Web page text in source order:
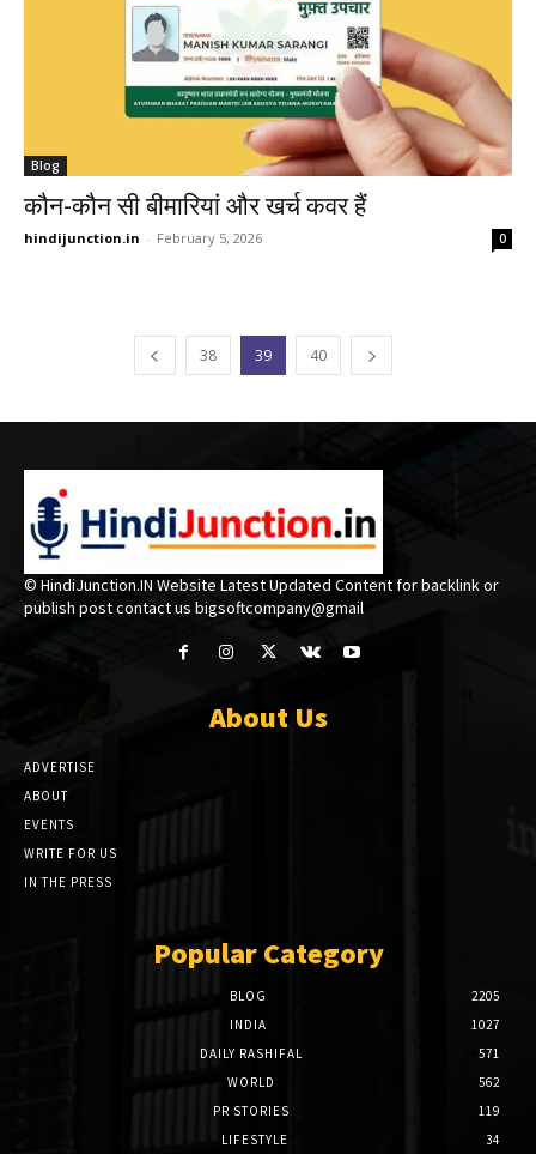
Blog
कौन-कौन सी बीमारियां और खर्च कवर हैं
hindijunction.in - February 5, 2026 0
38 39 40
© HindiJunction.IN Website Latest Updated Content for backlink or
publish post contact us bigsoftcompany@gmail
About Us
ADVERTISE
ABOUT
EVENTS
WRITE FOR US
IN THE PRESS
Popular Category
BLOG
2205
INDIA
1027
DAILY RASHIFAL
571
WORLD
562
PR STORIES
119
LIFESTYLE
34